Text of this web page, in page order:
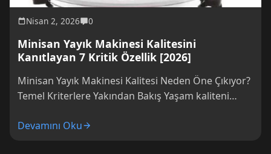
Nisan 2, 2026 0
Minisan Yayık Makinesi Kalitesini
Kanıtlayan 7 Kritik Özellik [2026]
Minisan Yayık Makinesi Kalitesi Neden Öne Çıkıyor?
Temel Kriterlere Yakından Bakış Yaşam kaliteni
Devamını Oku